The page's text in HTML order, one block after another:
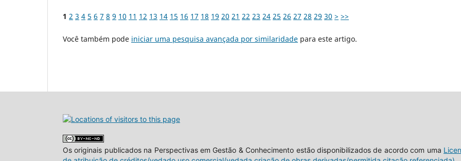
1 2 3 4 5 6 7 8 9 10 11 12 13 14 15 16 17 18 19 20 21 22 23 24 25 26 27 28 29 30 > >>
Você também pode iniciar uma pesquisa avançada por similaridade para este artigo.
Os originais publicados na Perspectivas em Gestão & Conhecimento estão disponibilizados de acordo com uma